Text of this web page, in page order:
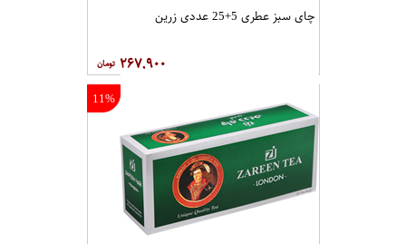
چای سبز عطری 5+25 عددی زرین
۲۶۷,۹۰۰
11%